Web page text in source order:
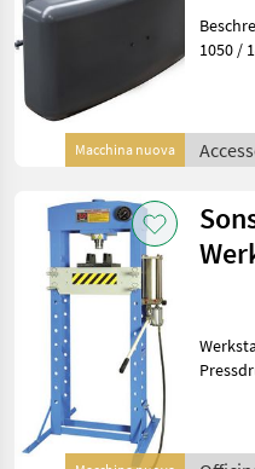
Macchina nuova
1050 /
KAT II
Bauwe